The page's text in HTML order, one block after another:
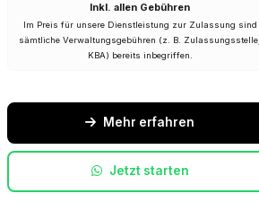
Inkl. allen Gebühren
Im Preis für unsere Dienstleistung zur Zulassung sind
sämtliche Verwaltungsgebühren (z. B. Zulassungsstelle,
KBA) bereits inbegriffen.
Mehr erfahren
Jetzt starten